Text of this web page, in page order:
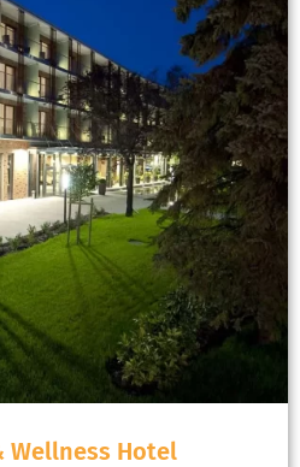
Wellness Hotel